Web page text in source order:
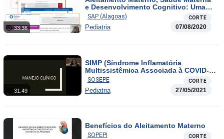
33:36
e Desenvolvimento Cognitivo: Uma
Relação Positiva
SAP (Alagoas) CORTE
Pediatria 07/08/2020
31:49
SIMP (Síndrome Inflamatória
Multissistêmica Associada à COVID-
19): Manejo Clínico
SOSEPE CORTE
Pediatria 27/05/2021
Benefícios do Aleitamento Materno
SOPEPI CORTE